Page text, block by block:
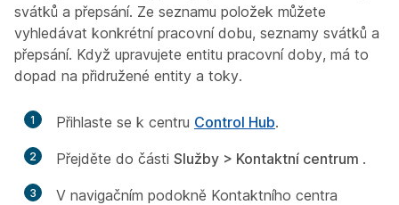
svátků a přepsání. Ze seznamu položek můžete
vyhledávat konkrétní pracovní dobu, seznamy svátků a
přepsání. Když upravujete entitu pracovní doby, má to
dopad na přidružené entity a toky.
1 Přihlaste se k centru Control Hub.
2 Přejděte do části Služby > Kontaktní centrum .
3
V navigačním podokně Kontaktního centra